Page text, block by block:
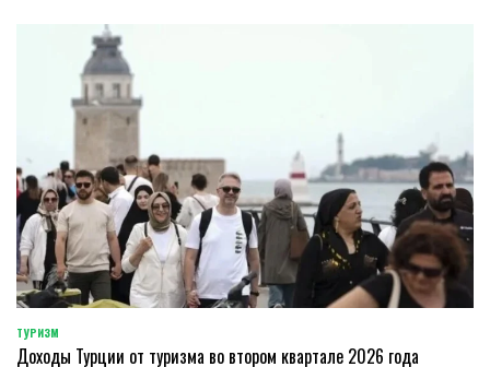
POSTED
IN
ТУРИЗМ
Доходы Турции от туризма во втором квартале 2026 года